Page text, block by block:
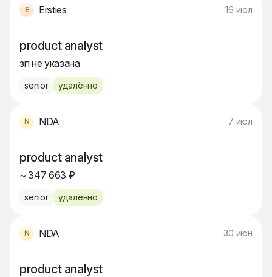
Ersties 16 июл
product analyst
зп не указана
senior удалённо
NDA 7 июл
product analyst
~ 347 663 ₽
senior удалённо
NDA 30 июн
product analyst